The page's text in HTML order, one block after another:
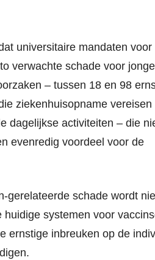
universitaire mandaten
verwachte schade voor
– tussen 18 en 98
ziekenhuisopname
dagelijkse activiteiten – die
evenredig voordeel voor de
gerelateerde schade wordt
systemen voor
ernstige inbreuken op de